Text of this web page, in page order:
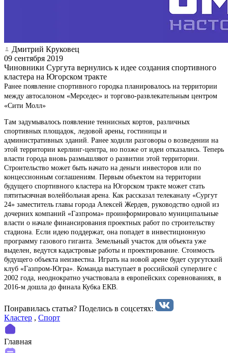
Дмитрий Круковец
09 сентября 2019
Чиновники Сургута вернулись к идее создания спортивного
кластера на Югорском тракте
Ранее появление спортивного городка планировалось на территории
между автосалоном «Мерседес» и торгово-развлекательным центром
«Сити Молл»
Там задумывалось появление теннисных кортов, различных
спортивных площадок, ледовой арены, гостиницы и
административных зданий. Ранее ходили разговоры о возведении на
этой территории керлинг-центра, но позже от идеи отказались. Теперь
власти города вновь размышляют о развитии этой территории.
Строительство может быть начато на деньги инвесторов или по
концессионным соглашениям. Первым объектом на территории
будущего спортивного кластера на Югорском тракте может стать
пятитысячная волейбольная арена. Как рассказал телеканалу «Сургут
24» заместитель главы города Алексей Жердев, руководство одной из
дочерних компаний «Газпрома» проинформировало муниципальные
власти о начале финансирования проектных работ по строительству
стадиона. Если идею поддержат, она попадет в инвестиционную
программу газового гиганта. Земельный участок для объекта уже
выделен, ведутся кадастровые работы и проектирование. Стоимость
будущего объекта неизвестна. Играть на новой арене будет сургутский
клуб «Газпром-Югра». Команда выступает в российской суперлиге с
2002 года, неоднократно участвовала в европейских соревнованиях, в
2016-м дошла до финала Кубка ЕКВ.
Понравилась статья? Поделиcь в соцсетях:
Кластер , Спорт
Главная